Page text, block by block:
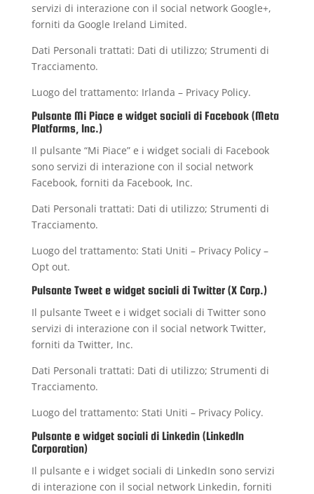
servizi di interazione con il social network Google+,
forniti da Google Ireland Limited.
Dati Personali trattati: Dati di utilizzo; Strumenti di
Tracciamento.
Luogo del trattamento: Irlanda – Privacy Policy.
Pulsante Mi Piace e widget sociali di Facebook (Meta
Platforms, Inc.)
Il pulsante “Mi Piace” e i widget sociali di Facebook
sono servizi di interazione con il social network
Facebook, forniti da Facebook, Inc.
Dati Personali trattati: Dati di utilizzo; Strumenti di
Tracciamento.
Luogo del trattamento: Stati Uniti – Privacy Policy–
Opt out.
Pulsante Tweet e widget sociali di Twitter (X Corp.)
Il pulsante Tweet e i widget sociali di Twitter sono
servizi di interazione con il social network Twitter,
forniti da Twitter, Inc.
Dati Personali trattati: Dati di utilizzo; Strumenti di
Tracciamento.
Luogo del trattamento: Stati Uniti – Privacy Policy.
Pulsante e widget sociali di Linkedin (LinkedIn
Corporation)
Il pulsante e i widget sociali di LinkedIn sono servizi
di interazione con il social network Linkedin, forniti